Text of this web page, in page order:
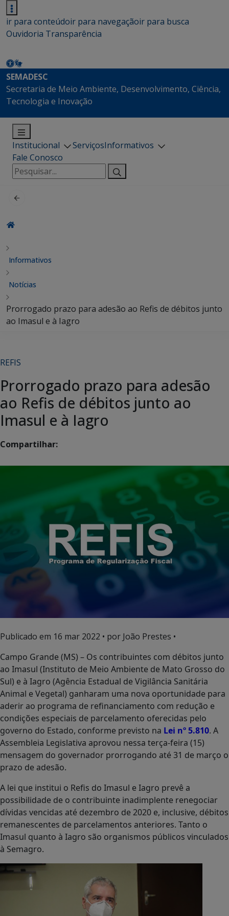
ir para conteúdoir para navegaçãoir para busca
Ouvidoria Transparência
SEMADESC
Secretaria de Meio Ambiente, Desenvolvimento, Ciência,
Tecnologia e Inovação
Institucional ServiçosInformativos
Fale Conosco
Pesquisar
por:
Informativos
Notícias
Prorrogado prazo para adesão ao Refis de débitos junto
ao Imasul e à Iagro
REFIS
Prorrogado prazo para adesão
ao Refis de débitos junto ao
Imasul e à Iagro
Compartilhar:
Publicado em 16 mar 2022 • por João Prestes •
Campo Grande (MS) – Os contribuintes com débitos junto
ao Imasul (Instituto de Meio Ambiente de Mato Grosso do
Sul) e à Iagro (Agência Estadual de Vigilância Sanitária
Animal e Vegetal) ganharam uma nova oportunidade para
aderir ao programa de refinanciamento com redução e
condições especiais de parcelamento oferecidas pelo
governo do Estado, conforme previsto na Lei nº 5.810. A
Assembleia Legislativa aprovou nessa terça-feira (15)
mensagem do governador prorrogando até 31 de março o
prazo de adesão.
A lei que institui o Refis do Imasul e Iagro prevê a
possibilidade de o contribuinte inadimplente renegociar
dívidas vencidas até dezembro de 2020 e, inclusive, débitos
remanescentes de parcelamentos anteriores. Tanto o
Imasul quanto à Iagro são organismos públicos vinculados
à Semagro.